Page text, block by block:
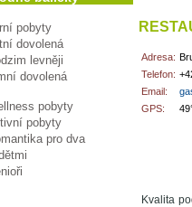
pobyty
dovolená
levněji
dovolená
pobyty
pobyty
pro dva
Adresa:
Telefon:
Email:
GPS:
Kvalita